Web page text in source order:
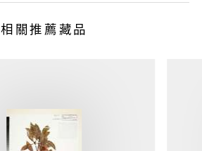
相關推薦藏品